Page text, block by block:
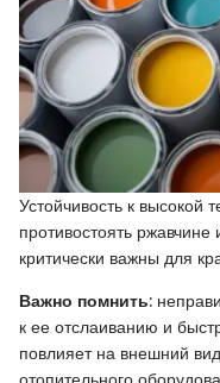
Устойчивость к высокой
противостоять
критически важны для
Важно помнить:
к ее отслаиванию и
повлияет на внешний